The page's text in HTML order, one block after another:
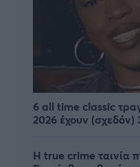
6 all time classic
2026 έχουν (σχεδόν)
Η true crime ταινία